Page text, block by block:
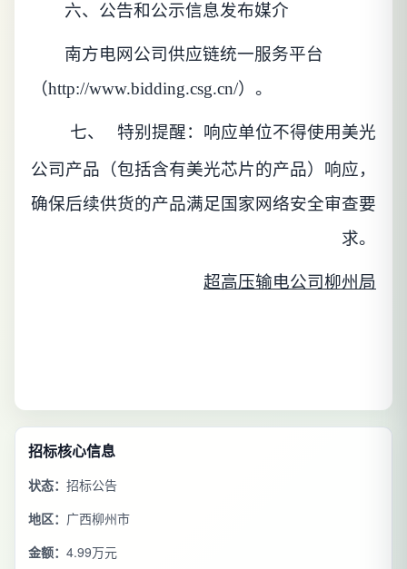
六、公告和公示信息发布媒介
南方电网公司供应链统一服务平台
（http://www.bidding.csg.cn/）。
七、 特别提醒：响应单位不得使用美光
公司产品（包括含有美光芯片的产品）响应，
确保后续供货的产品满足国家网络安全审查要
求。
超高压输电公司柳州局
招标核心信息
状态： 招标公告
地区： 广西柳州市
金额： 4.99万元